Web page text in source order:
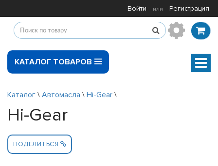
Войти или Регистрация
КАТАЛОГ ТОВАРОВ
Каталог \ Автомасла \ Hi-Gear \
Hi-Gear
ПОДЕЛИТЬСЯ